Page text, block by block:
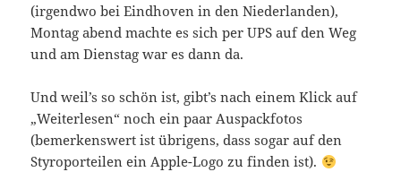
(irgendwo bei Eindhoven in den Niederlanden),
Montag abend machte es sich per UPS auf den Weg
und am Dienstag war es dann da.
Und weil’s so schön ist, gibt’s nach einem Klick auf
„Weiterlesen“ noch ein paar Auspackfotos
(bemerkenswert ist übrigens, dass sogar auf den
Styroporteilen ein Apple-Logo zu finden ist).